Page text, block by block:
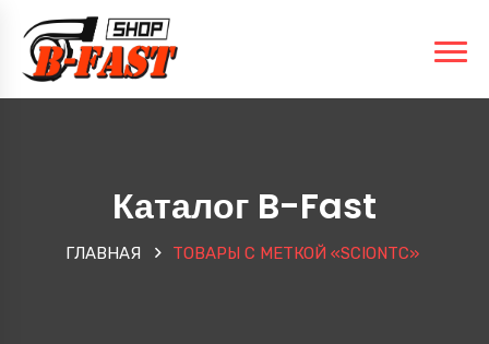
Каталог B-Fast
ГЛАВНАЯ ТОВАРЫ С МЕТКОЙ «SCIONTC»